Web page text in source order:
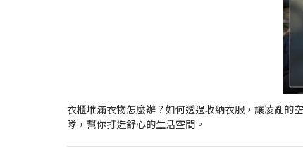
衣櫃堆滿衣物怎麼辦？如何透過收納衣服，讓凌亂的
隊，幫你打造舒心的生活空間。